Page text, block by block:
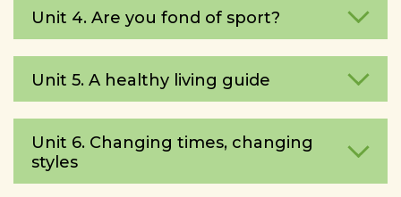
Unit 4. Are you fond of sport?
Unit 5. A healthy living guide
Unit 6. Changing times, changing
styles